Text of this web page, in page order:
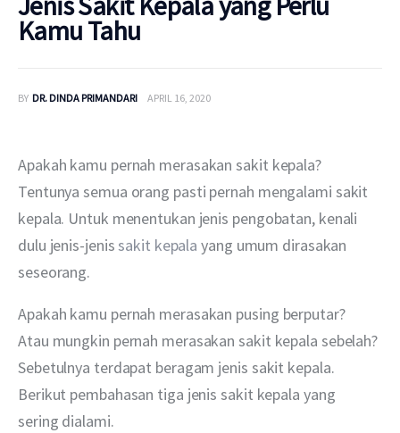
Kamu Tahu
BY DR. DINDA PRIMANDARI APRIL 16, 2020
Apakah kamu pernah merasakan sakit kepala?
Tentunya semua orang pasti pernah mengalami sakit
kepala. Untuk menentukan jenis pengobatan, kenali
dulu jenis-jenis sakit kepala yang umum dirasakan
seseorang.
Apakah kamu pernah merasakan pusing berputar?
Atau mungkin pernah merasakan sakit kepala sebelah?
Sebetulnya terdapat beragam jenis sakit kepala.
Berikut pembahasan tiga jenis sakit kepala yang
sering dialami.